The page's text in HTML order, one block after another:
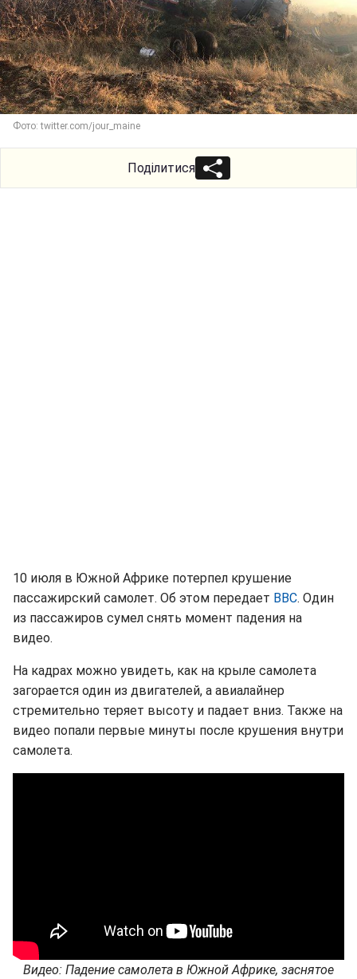
Фото: twitter.com/jour_maine
Поділитися
10 июля в Южной Африке потерпел крушение
пассажирский самолет. Об этом передает ВВС. Один
из пассажиров сумел снять момент падения на
видео.
На кадрах можно увидеть, как на крыле самолета
загорается один из двигателей, а авиалайнер
стремительно теряет высоту и падает вниз. Также на
видео попали первые минуты после крушения внутри
самолета.
Видео: Падение самолета в Южной Африке, заснятое